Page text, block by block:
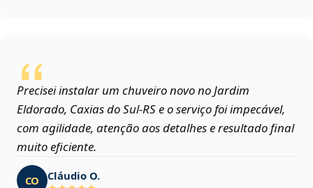
Precisei instalar um chuveiro novo no Jardim
Eldorado, Caxias do Sul‑RS e o serviço foi impecável,
com agilidade, atenção aos detalhes e resultado final
muito eficiente.
CO Cláudio O.